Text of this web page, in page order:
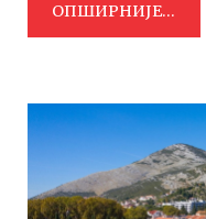
ОПШИРНИЈЕ...